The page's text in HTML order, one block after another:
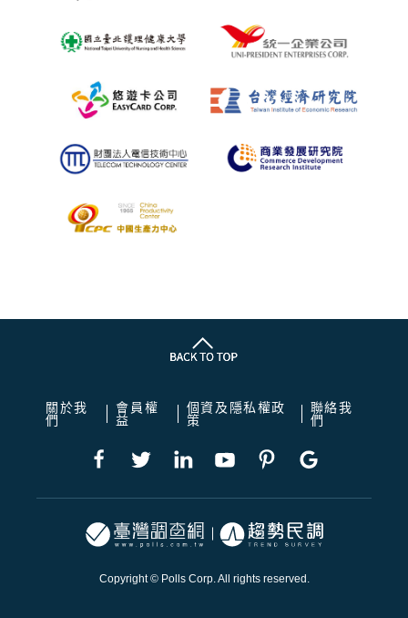
關於我
們
會員權
益
個資及隱私權政
策
聯絡我
們
Copyright © Polls Corp. All rights reserved.